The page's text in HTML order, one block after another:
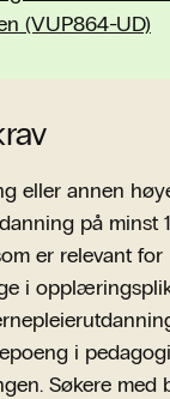
(VUP864-UD)
eller annen
på minst
er relevant
i
i
Søkere med